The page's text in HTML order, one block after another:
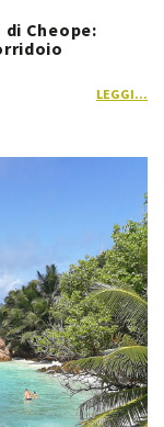
Cheope:
LEGGI...